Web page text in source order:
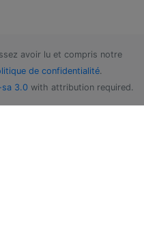
avoir lu et compris notre
de confidentialité.
3.0 with attribution required.